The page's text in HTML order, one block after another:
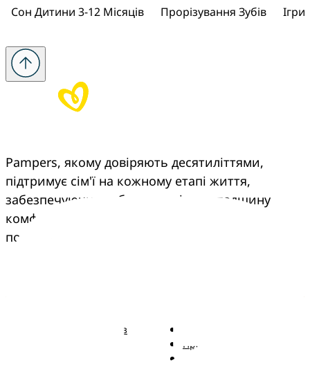
Сон Дитини 3-12 Місяців Прорізування Зубів Ігри
Pampers, якому довіряють десятиліттями,
підтримує сім'ї на кожному етапі життя,
забезпечуючи турботу, досвід та спадщину
комфорту, що переходить з покоління в
покоління.
Підгузки Pampers із
Правові положення